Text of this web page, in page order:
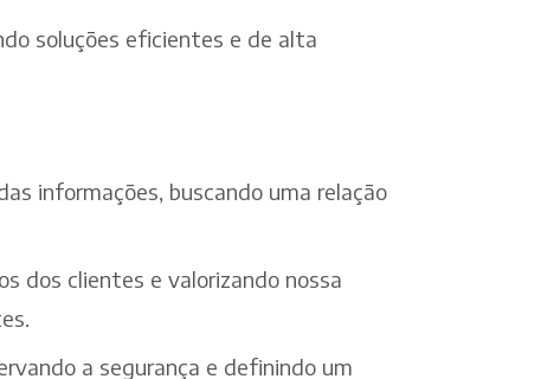
soluções eficientes e de alta
informações, buscando uma relação
dos clientes e valorizando nossa
a segurança e definindo um